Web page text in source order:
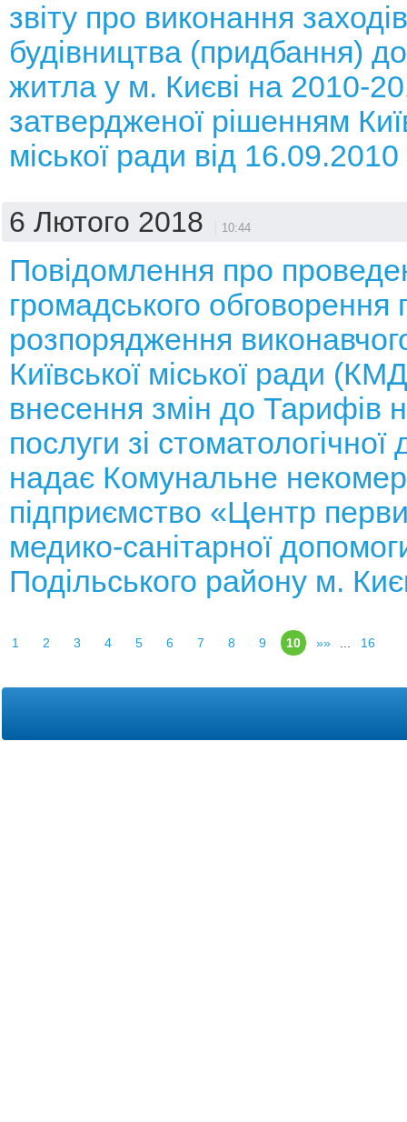
звіту про виконання
будівництва (придбання)
житла у м. Києві на 2010-
затвердженої рішенням
міської ради від
6 Лютого 2018 10:44
Повідомлення про
громадського обговорення
розпорядження
Київської міської ради
внесення змін до Тарифів
послуги зі стоматологічної
надає Комунальне
підприємство «Центр
медико-санітарної
Подільського району м.
1 2 3 4 5 6 7 8 9 10 »» 16